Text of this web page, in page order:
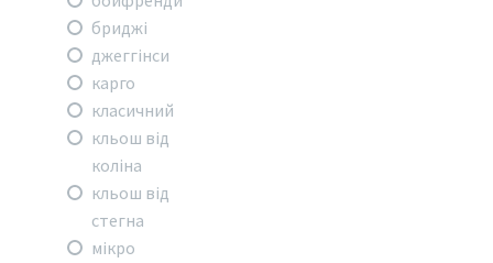
бриджі
джеггінси
карго
класичний
кльош від
коліна
кльош від
стегна
мікро